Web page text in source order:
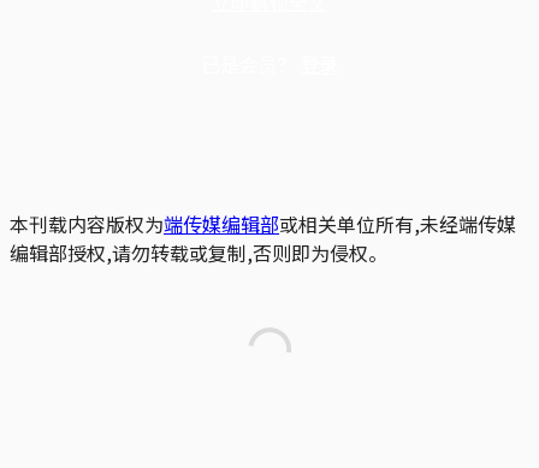
本刊载内容版权为端传媒编辑部或相关单位所有,未经端传媒
编辑部授权,请勿转载或复制,否则即为侵权。